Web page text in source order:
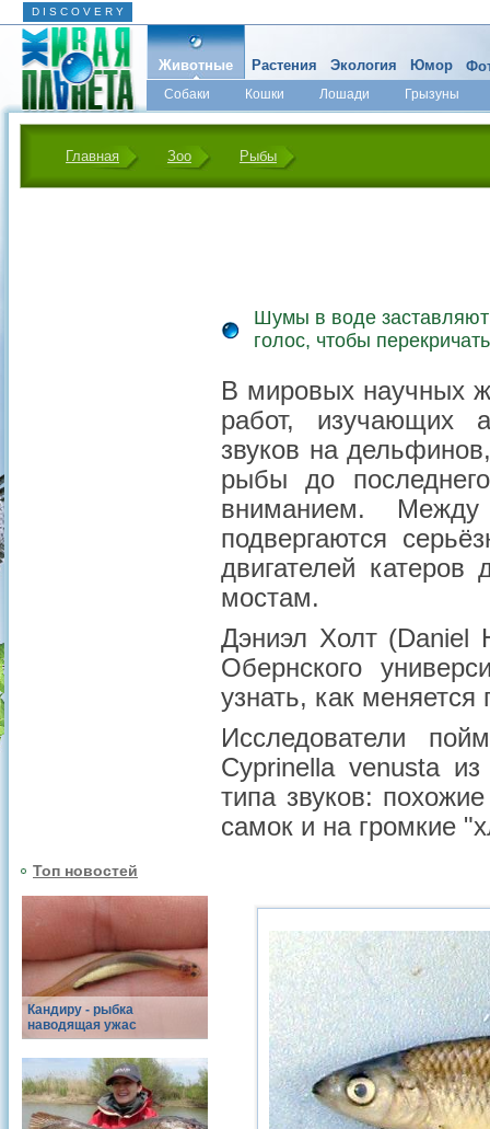
D I S C O V E R Y
Животные
Собаки Кошки Лошади
Грызуны
Микромир
Растения Экология Юмор
Главная Зоо Рыбы
Топ новостей
Кандиру - рыбка
наводящая ужас
Шумы в воде
голос, чтобы перекричать
В мировых научных
работ, изучающих
звуков на
рыбы до
вниманием.
подвергаются
двигателей
мостам.
Дэниэл Холт (Daniel
Обернского
узнать, как
Исследователи
Cyprinella venustaиз
типа звуков:
самок и на громкие